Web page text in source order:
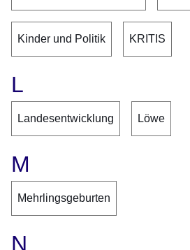
Kinder und Politik KRITIS
L
Landesentwicklung Löwe
M
Mehrlingsgeburten
N